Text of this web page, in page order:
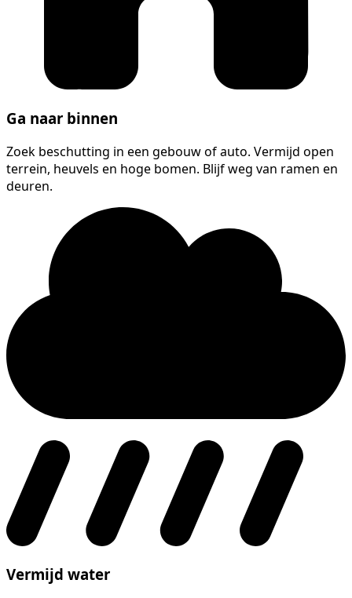
Ga naar binnen
Zoek beschutting in een gebouw of auto. Vermijd open
terrein, heuvels en hoge bomen. Blijf weg van ramen en
deuren.
Vermijd water